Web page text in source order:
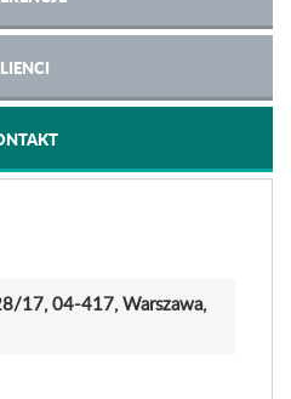
/17, 04-417, Warszawa,